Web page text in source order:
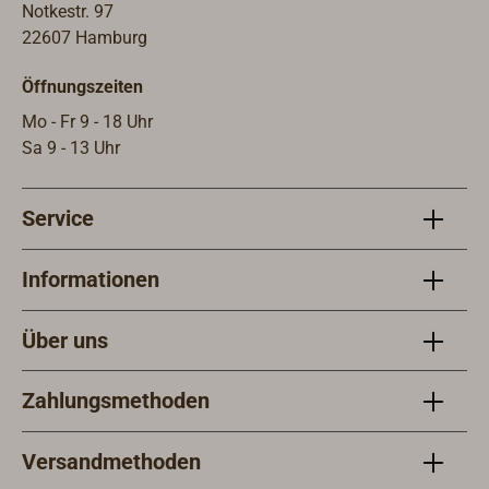
Notkestr. 97
22607 Hamburg
Öffnungszeiten
Mo - Fr 9 - 18 Uhr
Sa 9 - 13 Uhr
Service
Informationen
Über uns
Zahlungsmethoden
Versandmethoden